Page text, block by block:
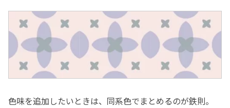
色味を追加したいときは、同系色でまとめるのが鉄則。